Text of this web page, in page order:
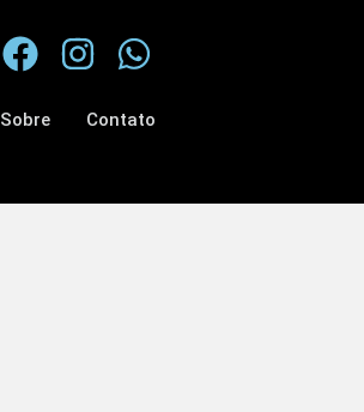
Sobre Contato